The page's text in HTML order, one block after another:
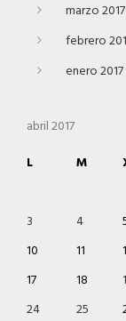
marzo 2017
febrero
enero 2017
abril 2017
L
M
3
4
10
11
17
18
24
25